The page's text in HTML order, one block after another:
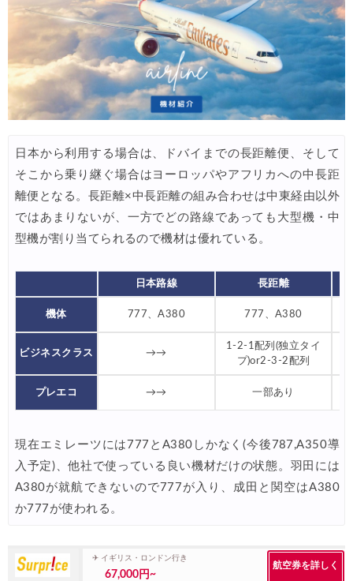
07/07 Trip.com) 空港送迎 50%OFFクーポン
Trip.com) サマーメガSALE
07/06 Trip.com) 台湾旅 最大50%OFFセール
楽天トラベル) 海外ツアー 最大30,000円OFFクーポン
07/03 HIS) 超目玉ツアー(スーパーサマーセール)
HIS) 海外航空券 2,000円OFFクーポン
07/01 JTB) エールフランス便(航空券+ホテル) 最大120,000円OFFク
07/01 JTB) ルフトハンザドイツ航空便(航空券+ホテル) 最大120,000円OFFク
07/01 JTB) KLMオランダ航空便(航空券+ホテル) 最大120,000円OFFク
JTB) オーストリア航空便(航空券+ホテル) 最大120,000円OFFク
07/01 JTB) ユナイテッド航空便(航空券+ホテル) 最大40,000円OFFクー
JTB) アメリカン航空便(航空券+ホテル) 最大40,000円OFFクー
07/01 JTB) アラスカ航空便(航空券+ホテル) 最大40,000円OFFク
07/01 JTB) カンタス航空便(航空券+ホテル) 最大40,000円OFFク
07/01 JTB) チャイナエアライン便(航空券+ホテル) 最大28,000円OFFクー
07/01 JTB) 大韓航空便(航空券+ホテル・ソウル行き) 最大28,000円OFFク
日本から利用する場合は、ドバイまでの長距離便、そして
そこから乗り継ぐ場合はヨーロッパやアフリカへの中長距
離便となる。長距離×中長距離の組み合わせは中東経由以外
ではあまりないが、一方でどの路線であっても大型機・中
型機が割り当てられるので機材は優れている。
日本路線 長距離
機体 777、A380 777、A380
ビジネスクラス →→
1-2-1配列(独立タイ
プ)or2-3-2配列
プレエコ →→ 一部あり
現在エミレーツには777とA380しかなく(今後787,A350導
入予定)、他社で使っている良い機材だけの状態。羽田には
A380が就航できないので777が入り、成田と関空はA380
か777が使われる。
✈ イギリス・ロンドン行き
67,000円~
航空券を詳しく